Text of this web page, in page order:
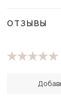
ОТЗЫВЫ